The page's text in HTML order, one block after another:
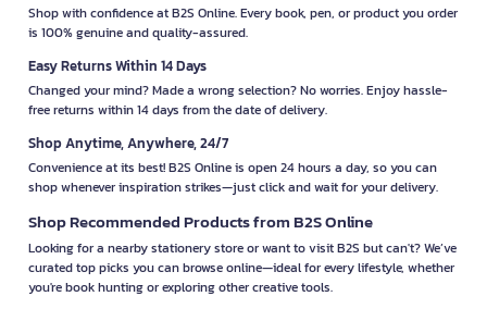
Shop with confidence at B2S Online. Every book, pen, or product you order
is 100% genuine and quality-assured.
Easy Returns Within 14 Days
Changed your mind? Made a wrong selection? No worries. Enjoy hassle-
free returns within 14 days from the date of delivery.
Shop Anytime, Anywhere, 24/7
Convenience at its best! B2S Online is open 24 hours a day, so you can
shop whenever inspiration strikes—just click and wait for your delivery.
Shop Recommended Products from B2S Online
Looking for a nearby stationery store or want to visit B2S but can't? We’ve
curated top picks you can browse online—ideal for every lifestyle, whether
you're book hunting or exploring other creative tools.